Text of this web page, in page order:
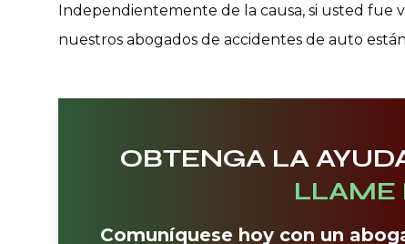
Independientemente de la causa, si usted fue
nuestros abogados de accidentes de auto
OBTENGA LA
LLAME
Comuníquese hoy con un